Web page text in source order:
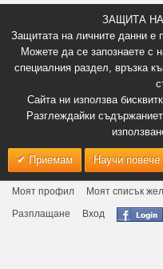
ЗАЩИТА
Защитата на личните данни
Можете да се запознаете с
специалния раздел, връзка
Сайта ни използва
Разглеждайки
Приемам Научи повече
Моят профил Моят списък
Разплащане
Вход